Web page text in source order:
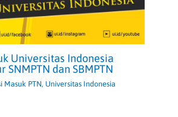
Universitas Indonesia
SNMPTN dan SBMPTN
Masuk PTN, Universitas Indonesia